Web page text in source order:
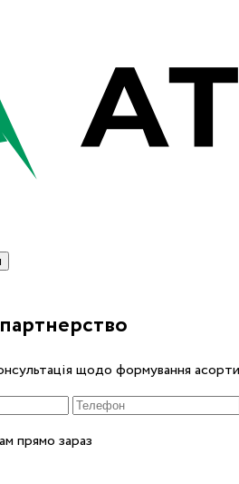
щодо формування
прямо зараз